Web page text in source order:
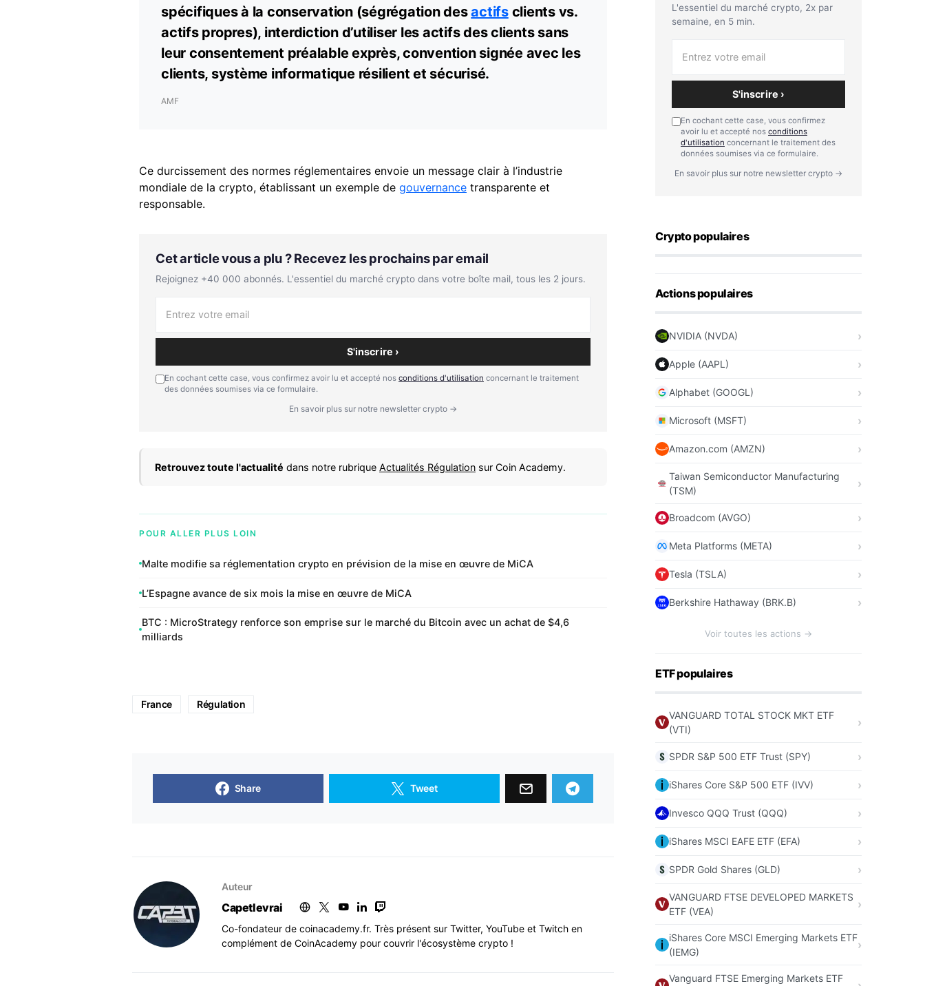
spécifiques à la conservation (ségrégation desactifsclients vs.
actifs propres), interdiction d’utiliser les actifs des clients sans
leur consentement préalable exprès, convention signée avec les
clients, système informatique résilient et sécurisé.
AMF
Ce durcissement des normes réglementaires envoie un message clair à l’industrie
mondiale de la crypto, établissant un exemple de gouvernance transparente et
responsable.
Cet article vous a plu ? Recevez les prochains par email
Rejoignez +40 000 abonnés. L'essentiel du marché crypto dans votre boîte mail, tous les 2 jours.
S'inscrire ›
En cochant cette case, vous confirmez avoir lu et accepté nos conditions d'utilisation concernant le traitement
des données soumises via ce formulaire.
En savoir plus sur notre newsletter crypto →
Retrouvez toute l'actualité dans notre rubrique Actualités Régulation sur Coin Academy.
POUR ALLER PLUS LOIN
Malte modifie sa réglementation crypto en prévision de la mise en œuvre de MiCA
L’Espagne avance de six mois la mise en œuvre de MiCA
BTC : MicroStrategy renforce son emprise sur le marché du Bitcoin avec un achat de $4,6
milliards
France Régulation
Share Tweet
Auteur
Capetlevrai
Co-fondateur de coinacademy.fr. Très présent sur Twitter, YouTube et Twitch en
complément de CoinAcademy pour couvrir l'écosystème crypto !
L'essentiel du marché crypto, 2x par
semaine, en 5 min.
S'inscrire ›
En cochant cette case, vous confirmez
avoir lu et accepté nos conditions
d'utilisation concernant le traitement des
données soumises via ce formulaire.
En savoir plus sur notre newsletter crypto →
Crypto populaires
Actions populaires
NVIDIA (NVDA)
Apple (AAPL)
Alphabet (GOOGL)
Microsoft (MSFT)
Amazon.com (AMZN)
Taiwan Semiconductor Manufacturing
(TSM)
Broadcom (AVGO)
Meta Platforms (META)
Tesla (TSLA)
Berkshire Hathaway (BRK.B)
Voir toutes les actions →
ETF populaires
VANGUARD TOTAL STOCK MKT ETF
(VTI)
SPDR S&P 500 ETF Trust (SPY)
iShares Core S&P 500 ETF (IVV)
Invesco QQQ Trust (QQQ)
iShares MSCI EAFE ETF (EFA)
SPDR Gold Shares (GLD)
VANGUARD FTSE DEVELOPED MARKETS
ETF (VEA)
iShares Core MSCI Emerging Markets ETF
(IEMG)
Vanguard FTSE Emerging Markets ETF